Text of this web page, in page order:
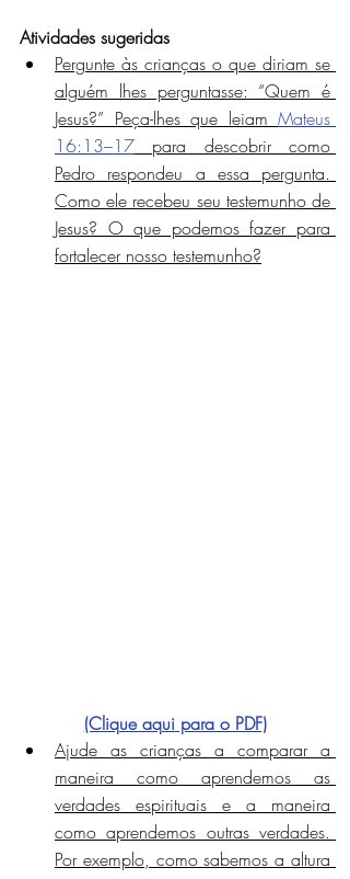
Atividades sugeridas
Pergunte às crianças o que diriam se
alguém lhes perguntasse: “Quem é
Jesus?” Peça-lhes que leiam Mateus
16:13–17 para descobrir como
Pedro respondeu a essa pergunta.
Como ele recebeu seu testemunho de
Jesus? O que podemos fazer para
fortalecer nosso testemunho?
(Clique aqui para o PDF)
Ajude as crianças a comparar a
maneira como aprendemos as
verdades espirituais e a maneira
como aprendemos outras verdades.
Por exemplo, como sabemos a altura